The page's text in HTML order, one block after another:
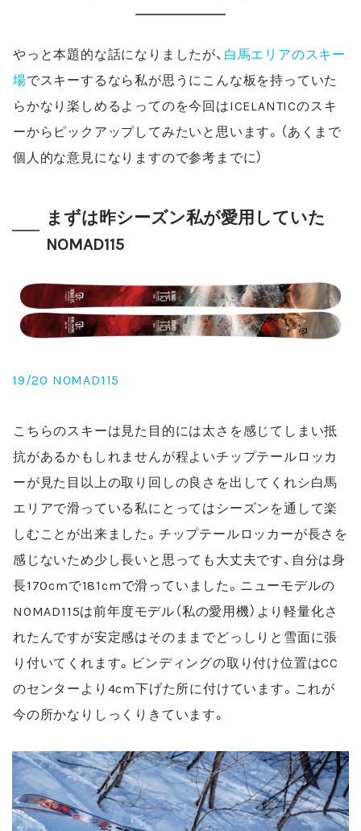
やっと本題的な話になりましたが、 白馬エリアのスキー
場でスキーするなら私が思うにこんな板を持っていた
らかなり楽しめるよってのを今回はICELANTICのスキ
ーからピックアップしてみたいと思います。（あくまで
個人的な意見になりますので参考までに）
まずは昨シーズン私が愛用していた
NOMAD115
19/20 NOMAD115
こちらのスキーは見た目的には太さを感じてしまい抵
抗があるかもしれませんが程よいチップテールロッカ
ーが見た目以上の取り回しの良さを出してくれシ白馬
エリアで滑っている私にとってはシーズンを通して楽
しむことが出来ました。チップテールロッカーが長さを
感じないため少し長いと思っても大丈夫です、自分は身
長170cmで181cmで滑っていました。ニューモデルの
NOMAD115は前年度モデル（私の愛用機）より軽量化さ
れたんですが安定感はそのままでどっしりと雪面に張
り付いてくれます。ビンディングの取り付け位置はCC
のセンターより 4cm下げた所に付けています。これが
今の所かなりしっくりきています。